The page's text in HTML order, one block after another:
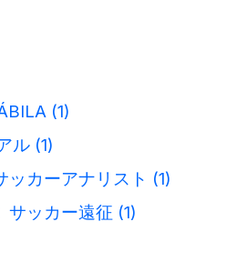
(1)
ル (1)
ッカーアナリスト (1)
サッカー遠征 (1)